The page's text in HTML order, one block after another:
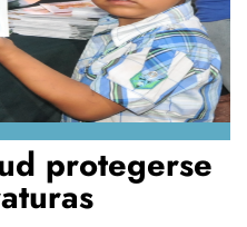
protegerse